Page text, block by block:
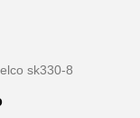
sk330-8